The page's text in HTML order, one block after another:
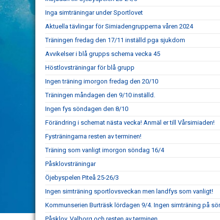
Inga simträningar under Sportlovet
Aktuella tävlingar för Simiadengrupperna våren 2024
Träningen fredag den 17/11 inställd pga sjukdom
Avvikelser i blå grupps schema vecka 45
Höstlovsträningar för blå grupp
Ingen träning imorgon fredag den 20/10
Träningen måndagen den 9/10 inställd.
Ingen fys söndagen den 8/10
Förändring i schemat nästa vecka! Anmäl er till Vårsimiaden!
Fysträningarna resten av terminen!
Träning som vanligt imorgon söndag 16/4
Påsklovsträningar
Öjebyspelen Piteå 25-26/3
Ingen simträning sportlovsveckan men landfys som vanligt!
Kommunserien Burträsk lördagen 9/4. Ingen simträning på